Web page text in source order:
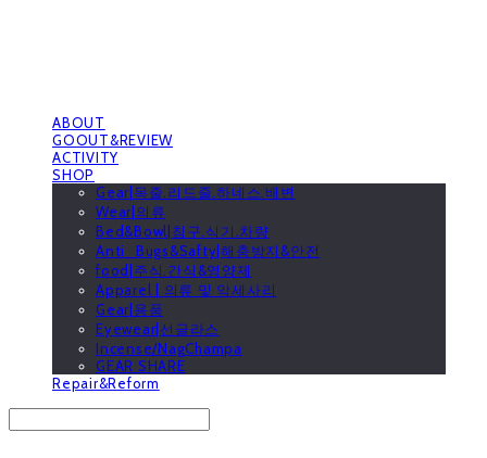
ABOUT
GOOUT&REVIEW
ACTIVITY
SHOP
Gear|목줄.리드줄.하네스.배변
Wear|의류
Bed&Bowl|침구.식기.차량
Anti_Bugs&Safty|해충방지&안전
food|주식.간식&영양제
Apparel | 의류 및 악세사리
Gear|용품
Eyewear|선글라스
Incense/NagChampa
GEAR SHARE
Repair&Reform